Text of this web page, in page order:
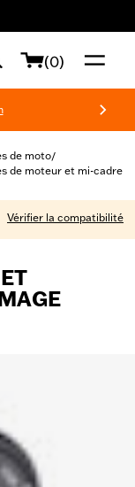
(0)
de moto/
de moteur et mi-cadre
Vérifier la compatibilité